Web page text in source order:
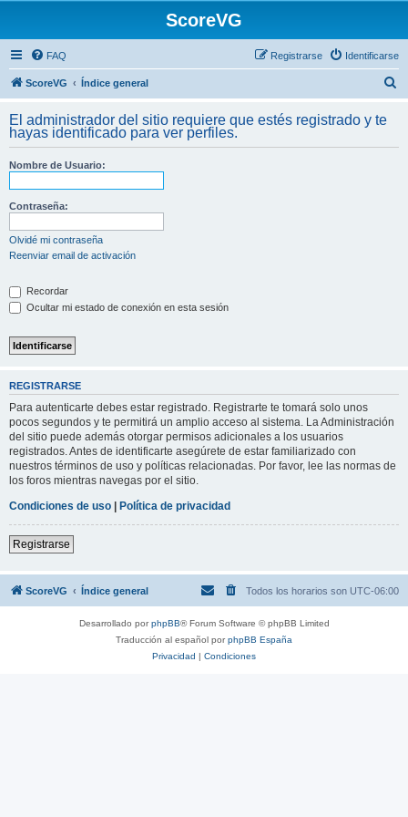
ScoreVG
FAQ Identificarse
Registrarse
ScoreVG Índice general
c
El administrador del sitio requiere que estés registrado y te
hayas identificado para ver perfiles.
Nombre de Usuario:
Contraseña:
Olvidé mi contraseña
Reenviar email de activación
Recordar
Ocultar mi estado de conexión en esta sesión
REGISTRARSE
Para autenticarte debes estar registrado. Registrarte te tomará solo unos
pocos segundos y te permitirá un amplio acceso al sistema. La Administración
del sitio puede además otorgar permisos adicionales a los usuarios
registrados. Antes de identificarte asegúrete de estar familiarizado con
nuestros términos de uso y políticas relacionadas. Por favor, lee las normas de
los foros mientras navegas por el sitio.
Condiciones de uso | Política de privacidad
Registrarse
ScoreVG Índice general Todos los horarios son UTC-06:00
Desarrollado porphpBB® Forum Software © phpBB Limited
Traducción al español porphpBB España
Privacidad | Condiciones